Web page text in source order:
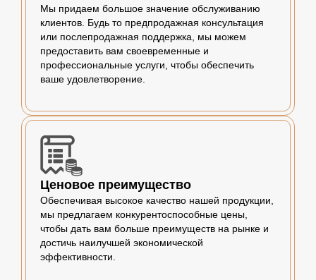
Мы придаем большое значение обслуживанию
клиентов. Будь то предпродажная консультация
или послепродажная поддержка, мы можем
предоставить вам своевременные и
профессиональные услуги, чтобы обеспечить
ваше удовлетворение.
Ценовое преимущество
Обеспечивая высокое качество нашей продукции,
мы предлагаем конкурентоспособные цены,
чтобы дать вам больше преимуществ на рынке и
достичь наилучшей экономической
эффективности.